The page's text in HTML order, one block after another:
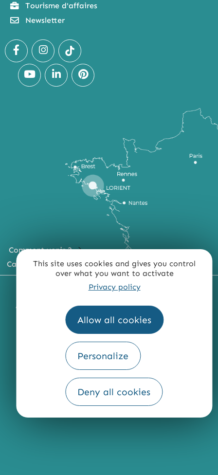
This site uses cookies and gives you control
over what you want to activate
Privacy policy
Allow all cookies
Personalize
Deny all cookies
Tourisme d'affaires
Newsletter
Comment venir ?
Carte du territoire
MENTIONS LÉGALES PLAN DU SITE
ACCESSIBILITÉ : NON CONFORME PRESSE
QUI SOMMES-NOUS ?
Fourni par
Traduction